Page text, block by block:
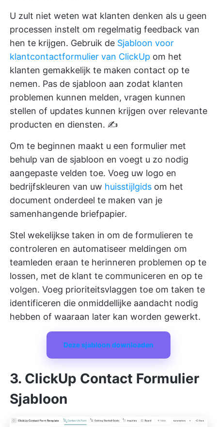
U zult niet weten wat klanten denken als u geen
processen instelt om regelmatig feedback van
hen te krijgen. Gebruik de Sjabloon voor
klantcontactformulier van ClickUp om het
klanten gemakkelijk te maken contact op te
nemen. Pas de sjabloon aan zodat klanten
problemen kunnen melden, vragen kunnen
stellen of updates kunnen krijgen over relevante
producten en diensten. ✍️
Om te beginnen maakt u een formulier met
behulp van de sjabloon en voegt u zo nodig
aangepaste velden toe. Voeg uw logo en
bedrijfskleuren van uw huisstijlgids om het
document onderdeel te maken van je
samenhangende briefpapier.
Stel wekelijkse taken in om de formulieren te
controleren en automatiseer meldingen om
teamleden eraan te herinneren problemen op te
lossen, met de klant te communiceren en op te
volgen. Voeg prioriteitsvlaggen toe om taken te
identificeren die onmiddellijke aandacht nodig
hebben of waaraan later kan worden gewerkt.
Deze sjabloon downloaden
3. ClickUp Contact Formulier
Sjabloon